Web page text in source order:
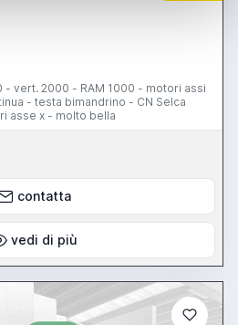
- vert. 2000 - RAM 1000 - motori assi
- testa bimandrino - CN Selca
asse x - molto bella
contatta
vedi di più